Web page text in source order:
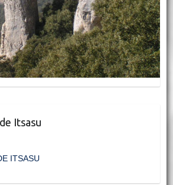
Itsasu
ITSASU